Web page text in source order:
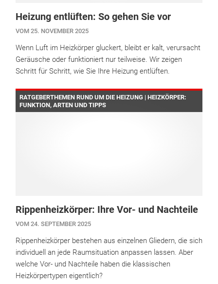
Heizung entlüften: So gehen Sie vor
VOM 25. NOVEMBER 2025
Wenn Luft im Heizkörper gluckert, bleibt er kalt, verursacht
Geräusche oder funktioniert nur teilweise. Wir zeigen
Schritt für Schritt, wie Sie Ihre Heizung entlüften.
RATGEBERTHEMEN RUND UM DIE HEIZUNG | HEIZKÖRPER:
FUNKTION, ARTEN UND TIPPS
Rippenheizkörper: Ihre Vor- und Nachteile
VOM 24. SEPTEMBER 2025
Rippenheizkörper bestehen aus einzelnen Gliedern, die sich
individuell an jede Raumsituation anpassen lassen. Aber
welche Vor- und Nachteile haben die klassischen
Heizkörpertypen eigentlich?